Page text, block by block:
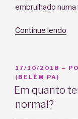
embrulhado
Continue lendo
PUBLICADO
EM
17/10/2018 –
(BELÉM PA)
Em quanto
normal?